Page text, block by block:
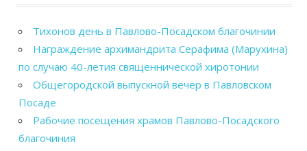
Тихонов день в Павлово-Посадском благочинии
Награждение архимандрита Серафима (Марухина)
по случаю 40-летия священнической хиротонии
Общегородской выпускной вечер в Павловском
Посаде
Рабочие посещения храмов Павлово-Посадского
благочиния